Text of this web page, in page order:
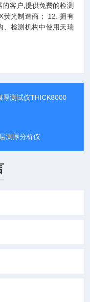
的客户,提供免费的检测
荧光制造商； 12.拥有
、检测机构中使用天瑞
厚测试仪THICK8000
测厚分析仪